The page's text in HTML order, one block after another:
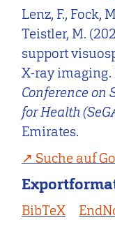
Lenz, F., Fock,
Teistler, M.
support
X-ray
Conference on
for Health
Emirates.
Suche auf
BibTeX